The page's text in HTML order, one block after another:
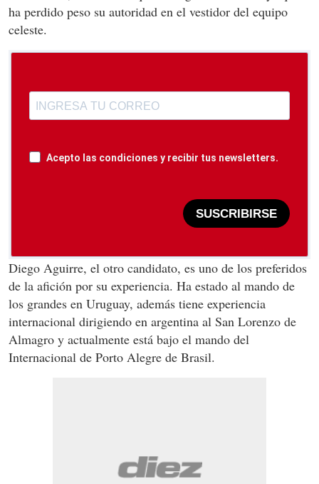
ha perdido peso su autoridad en el vestidor del equipo
celeste.
Acepto las condiciones y recibir tus newsletters.
SUSCRIBIRSE
Diego Aguirre, el otro candidato, es uno de los preferidos
de la afición por su experiencia. Ha estado al mando de
los grandes en Uruguay, además tiene experiencia
internacional dirigiendo en argentina al San Lorenzo de
Almagro y actualmente está bajo el mando del
Internacional de Porto Alegre de Brasil.